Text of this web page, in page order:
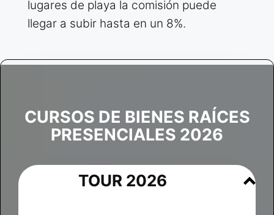
lugares de playa la comisión puede
llegar a subir hasta en un 8%.
CURSOS DE BIENES RAÍCES
PRESENCIALES 2026
TOUR 2026